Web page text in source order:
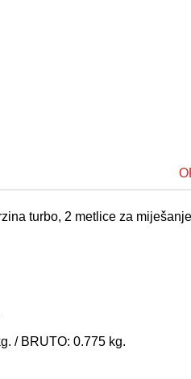
turbo, 2 metlice za
/ BRUTO: 0.775 kg.